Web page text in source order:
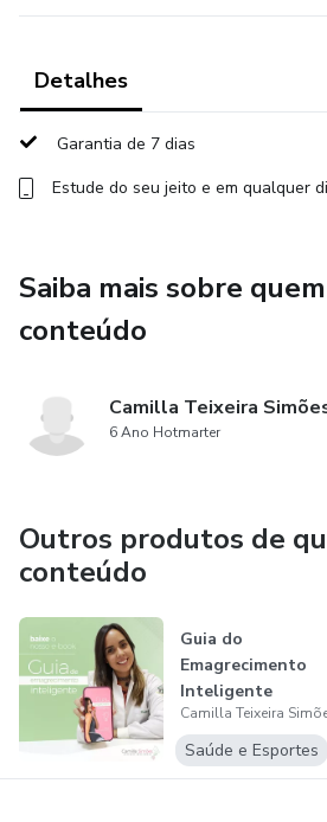
Detalhes
Garantia de 7 dias
Estude do seu jeito e em qualquer
Saiba mais sobre
conteúdo
Camilla Teixeira
6 Ano Hotmarter
Outros produtos de
conteúdo
Guia do
Emagrecimento
Inteligente
Camilla Teixeira
Saúde e Esportes